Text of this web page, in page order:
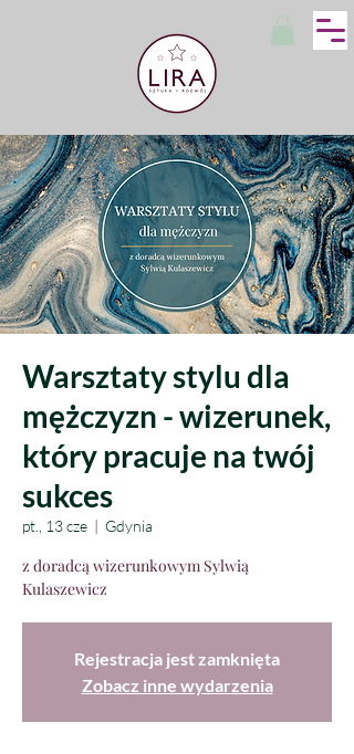
Warsztaty stylu dla
mężczyzn - wizerunek,
który pracuje na twój
sukces
pt., 13 cze
  |
Gdynia
z doradcą wizerunkowym Sylwią
Kulaszewicz
Rejestracja jest zamknięta
Zobacz inne wydarzenia